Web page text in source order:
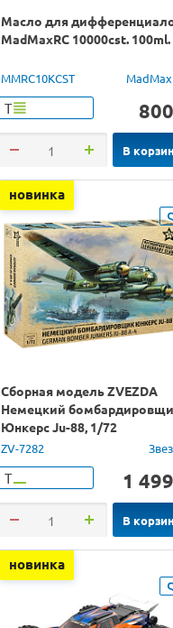
Масло для
MadMaxRC 10000cst. 100ml.
MMRC10KCST
Т 800
В
новинка
Сборная модель ZVEZDA
Немецкий
Юнкерс Ju-88, 1/72
ZV-7282
Т 1 499
В
новинка